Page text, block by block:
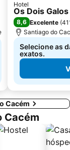
Hotel
Os Dois Galos
8,6 Excelente (
Santiago do
Selecione as
exatos.
Cacém
Cacém